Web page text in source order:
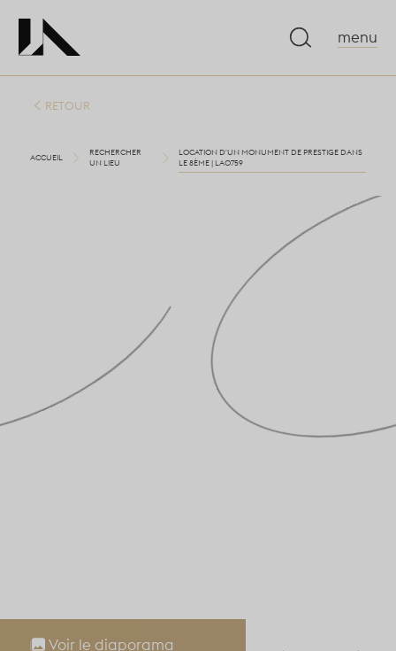
menu
Voir le diaporama
RETOUR
ACCUEIL
RECHERCHER
UN LIEU
LOCATION D'UN MONUMENT DE PRESTIGE DANS
LE 8ÈME | LA0759